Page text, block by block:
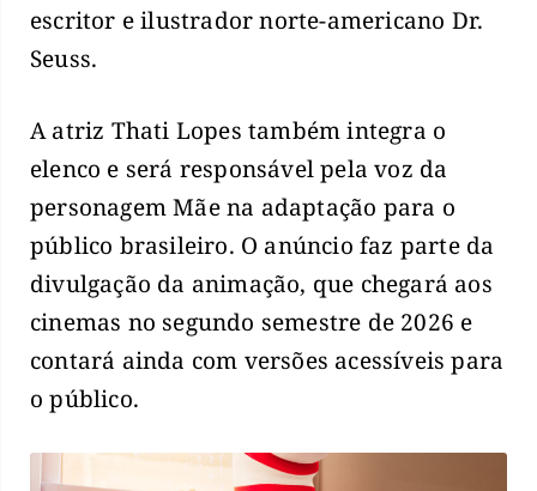
escritor e ilustrador norte-americano Dr.
Seuss.
A atriz Thati Lopes também integra o
elenco e será responsável pela voz da
personagem Mãe na adaptação para o
público brasileiro. O anúncio faz parte da
divulgação da animação, que chegará aos
cinemas no segundo semestre de 2026 e
contará ainda com versões acessíveis para
o público.